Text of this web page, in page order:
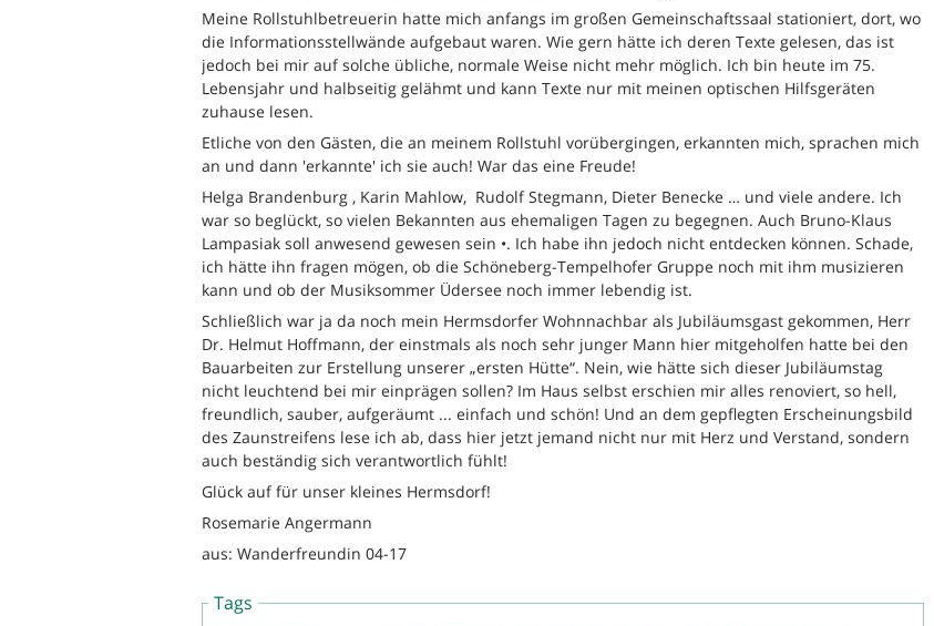
Meine Rollstuhlbetreuerin hatte mich anfangs im großen Gemeinschaftssaal stationiert, dort, wo
die Informationsstellwände aufgebaut waren. Wie gern hätte ich deren Texte gelesen, das ist
jedoch bei mir auf solche übliche, normale Weise nicht mehr möglich. Ich bin heute im 75.
Lebensjahr und halbseitig gelähmt und kann Texte nur mit meinen optischen Hilfsgeräten
zuhause lesen.
Etliche von den Gästen, die an meinem Rollstuhl vorübergingen, erkannten mich, sprachen mich
an und dann 'erkannte' ich sie auch! War das eine Freude!
Helga Brandenburg , Karin Mahlow, Rudolf Stegmann, Dieter Benecke … und viele andere. Ich
war so beglückt, so vielen Bekannten aus ehemaligen Tagen zu begegnen. Auch Bruno-Klaus
Lampasiak soll anwesend gewesen sein •. Ich habe ihn jedoch nicht entdecken können. Schade,
ich hätte ihn fragen mögen, ob die Schöneberg-Tempelhofer Gruppe noch mit ihm musizieren
kann und ob der Musiksommer Üdersee noch immer lebendig ist.
Schließlich war ja da noch mein Hermsdorfer Wohnnachbar als Jubiläumsgast gekommen, Herr
Dr. Helmut Hoffmann, der einstmals als noch sehr junger Mann hier mitgeholfen hatte bei den
Bauarbeiten zur Erstellung unserer „ersten Hütte“. Nein, wie hätte sich dieser Jubiläumstag
nicht leuchtend bei mir einprägen sollen? Im Haus selbst erschien mir alles renoviert, so hell,
freundlich, sauber, aufgeräumt ... einfach und schön! Und an dem gepflegten Erscheinungsbild
des Zaunstreifens lese ich ab, dass hier jetzt jemand nicht nur mit Herz und Verstand, sondern
auch beständig sich verantwortlich fühlt!
Glück auf für unser kleines Hermsdorf!
Rosemarie Angermann
aus: Wanderfreundin 04-17
Tags